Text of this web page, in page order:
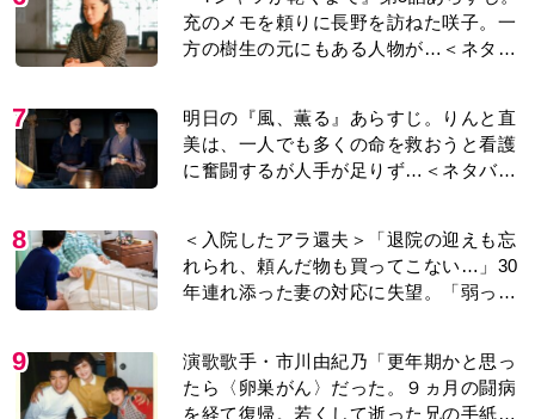
レあり＞
7
明日の『風、薫る』あらすじ。りんと直
に奮闘するが人手が足りず…＜ネタバレ
あり＞
8
＜入院したアラ還夫＞「退院の迎えも忘
年連れ添った妻の対応に失望。「弱った
時こそ助け合うのが夫婦では」との訴え
に女性たちの反応は…
9
演歌歌手・市川由紀乃「更年期かと思っ
を経て復帰。若くして逝った兄の手紙を
今も支えに」【2026上半期BEST】